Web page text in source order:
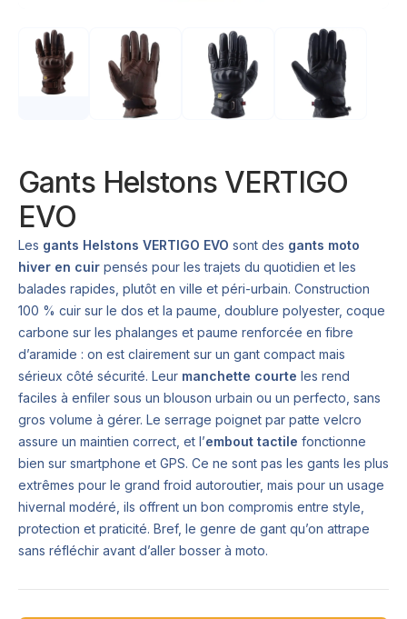
Gants Helstons VERTIGO
EVO
Les gants Helstons VERTIGO EVO sont des gants moto
hiver en cuir pensés pour les trajets du quotidien et les
balades rapides, plutôt en ville et péri-urbain. Construction
100 % cuir sur le dos et la paume, doublure polyester, coque
carbone sur les phalanges et paume renforcée en fibre
d’aramide : on est clairement sur un gant compact mais
sérieux côté sécurité. Leur manchette courte les rend
faciles à enfiler sous un blouson urbain ou un perfecto, sans
gros volume à gérer. Le serrage poignet par patte velcro
assure un maintien correct, et l’embout tactile fonctionne
bien sur smartphone et GPS. Ce ne sont pas les gants les plus
extrêmes pour le grand froid autoroutier, mais pour un usage
hivernal modéré, ils offrent un bon compromis entre style,
protection et praticité. Bref, le genre de gant qu’on attrape
sans réfléchir avant d’aller bosser à moto.